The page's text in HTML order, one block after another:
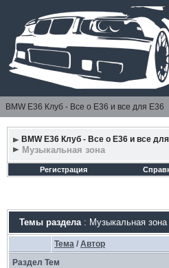
BMW E36 Клуб - Все о Е36 и все для Е36
BMW E36 Клуб - Все о Е36 и все
Музыкальная зона
Регистрация
Темы раздела: Музыкальная зона
Тема/ Автор
Раздел Тем